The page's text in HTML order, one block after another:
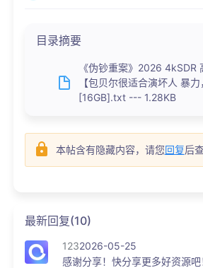
目录摘要
《伪钞重案》2026 4kSDR
【包贝尔很适合演坏人 暴力
[16GB].txt --- 1.28KB
本帖含有隐藏内容，请您回复后
最新回复(10)
1232026-05-25
感谢分享！快分享更多好资源吧